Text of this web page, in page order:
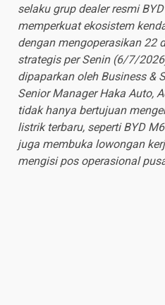
selaku grup dealer resmi
memperkuat ekosistem
dengan mengoperasikan 22
strategis per Senin (6/7/
dipaparkan oleh Business &
Senior Manager Haka Auto,
tidak hanya bertujuan
listrik terbaru, seperti BYD
juga membuka lowongan
mengisi pos operasional